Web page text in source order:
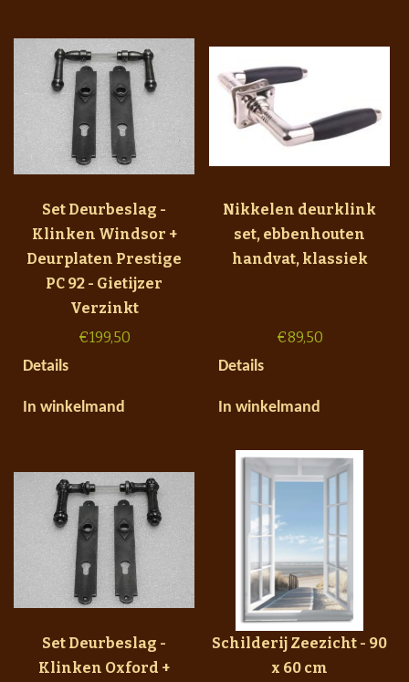
Set Deurbeslag -
Klinken Windsor +
Deurplaten Prestige
PC 92 - Gietijzer
Verzinkt
€199,50
Details
In winkelmand
Nikkelen deurklink
set, ebbenhouten
handvat, klassiek
€89,50
Details
In winkelmand
Set Deurbeslag -
Klinken Oxford +
Schilderij Zeezicht - 90
x 60 cm